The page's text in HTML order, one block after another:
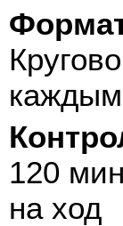
120
на ход